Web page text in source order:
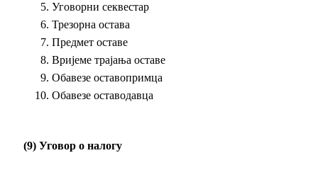
Уговорни секвестар
Трезорна остава
Предмет оставе
Вријеме трајања оставе
Обавезе оставопримца
Обавезе оставодавца
(9) Уговор о налогу